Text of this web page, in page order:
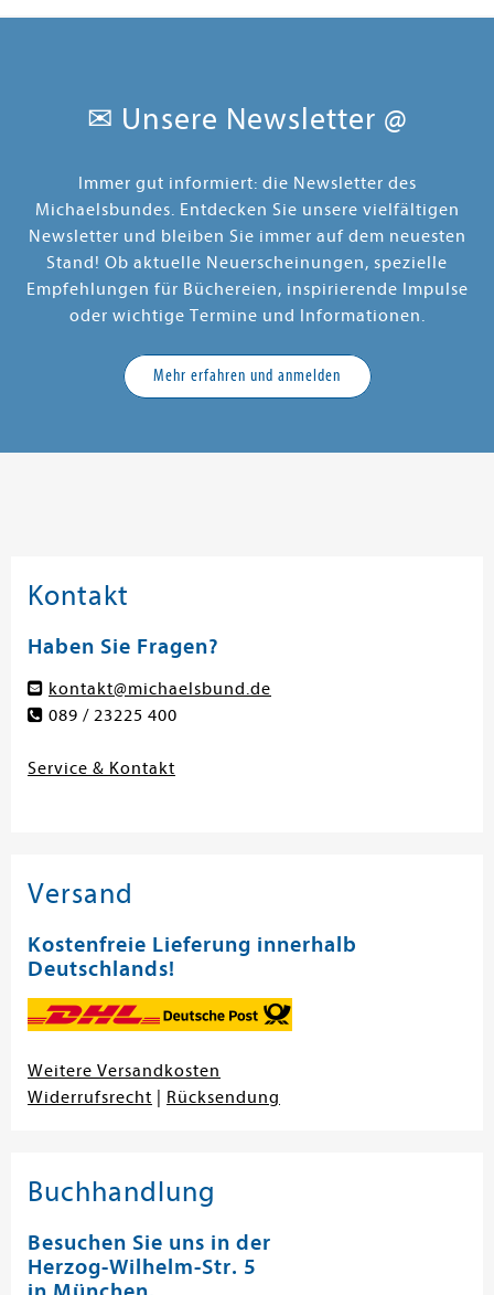
✉ Unsere Newsletter @
Immer gut informiert: die Newsletter des
Michaelsbundes. Entdecken Sie unsere vielfältigen
Newsletter und bleiben Sie immer auf dem neuesten
Stand! Ob aktuelle Neuerscheinungen, spezielle
Empfehlungen für Büchereien, inspirierende Impulse
oder wichtige Termine und Informationen.
Mehr erfahren und anmelden
Kontakt
Haben Sie Fragen?
kontakt@michaelsbund.de
089 / 23225 400
Service & Kontakt
Versand
Kostenfreie Lieferung innerhalb
Deutschlands!
Weitere Versandkosten
Widerrufsrecht
Rücksendung
Buchhandlung
Besuchen Sie uns in der
Herzog-Wilhelm-Str. 5